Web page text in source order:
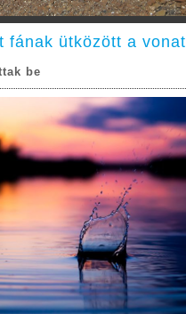
fának ütközött a vonat
be